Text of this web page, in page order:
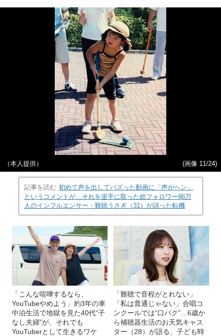
（本人提供） (画像 11/24)
記事を読む 初めて声を出してバズった動画に「声がヘン」
というコメントが…それを逆手に取った総フォロワー86万
人のインフルエンサー・難聴うさぎ（31）が語った転機
「こんな喧嘩するなら、
YouTubeやめよう」約3年の車
中泊生活で地獄を見た40代“子
なし夫婦”が、それでも
YouTuberとして生きるワケ
「難聴で音程がとれない」
「私は普通じゃない」合唱コ
ンクールでは“口パク”…6歳か
ら補聴器生活のお天気キャス
ター（28）が語る、子ども時